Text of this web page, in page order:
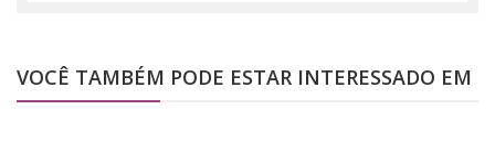
VOCÊ TAMBÉM PODE ESTAR INTERESSADO EM